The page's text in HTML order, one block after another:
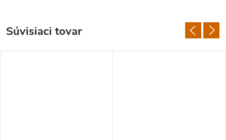
Súvisiaci tovar